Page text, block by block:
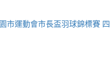
市運動會市長盃羽球錦標賽